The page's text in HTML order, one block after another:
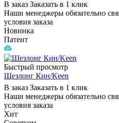
В заказ Заказать в 1 клик
Наши менеджеры обязательно
условия заказа
Новинка
Патент
Быстрый просмотр
Шезлонг Кин/Keen
В заказ Заказать в 1 клик
Наши менеджеры обязательно
условия заказа
Хит